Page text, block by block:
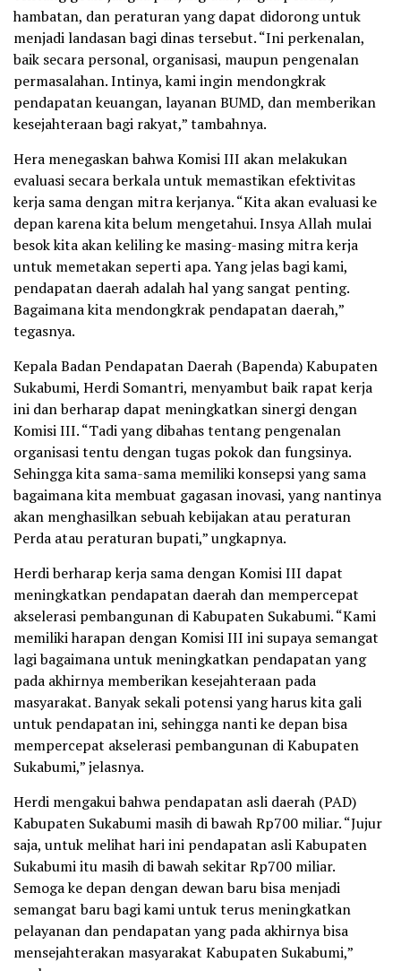
hambatan, dan peraturan yang dapat didorong untuk
menjadi landasan bagi dinas tersebut. “Ini perkenalan,
baik secara personal, organisasi, maupun pengenalan
permasalahan. Intinya, kami ingin mendongkrak
pendapatan keuangan, layanan BUMD, dan memberikan
kesejahteraan bagi rakyat,” tambahnya.
Hera menegaskan bahwa Komisi III akan melakukan
evaluasi secara berkala untuk memastikan efektivitas
kerja sama dengan mitra kerjanya. “Kita akan evaluasi ke
depan karena kita belum mengetahui. Insya Allah mulai
besok kita akan keliling ke masing-masing mitra kerja
untuk memetakan seperti apa. Yang jelas bagi kami,
pendapatan daerah adalah hal yang sangat penting.
Bagaimana kita mendongkrak pendapatan daerah,”
tegasnya.
Kepala Badan Pendapatan Daerah (Bapenda) Kabupaten
Sukabumi, Herdi Somantri, menyambut baik rapat kerja
ini dan berharap dapat meningkatkan sinergi dengan
Komisi III. “Tadi yang dibahas tentang pengenalan
organisasi tentu dengan tugas pokok dan fungsinya.
Sehingga kita sama-sama memiliki konsepsi yang sama
bagaimana kita membuat gagasan inovasi, yang nantinya
akan menghasilkan sebuah kebijakan atau peraturan
Perda atau peraturan bupati,” ungkapnya.
Herdi berharap kerja sama dengan Komisi III dapat
meningkatkan pendapatan daerah dan mempercepat
akselerasi pembangunan di Kabupaten Sukabumi. “Kami
memiliki harapan dengan Komisi III ini supaya semangat
lagi bagaimana untuk meningkatkan pendapatan yang
pada akhirnya memberikan kesejahteraan pada
masyarakat. Banyak sekali potensi yang harus kita gali
untuk pendapatan ini, sehingga nanti ke depan bisa
mempercepat akselerasi pembangunan di Kabupaten
Sukabumi,” jelasnya.
Herdi mengakui bahwa pendapatan asli daerah (PAD)
Kabupaten Sukabumi masih di bawah Rp700 miliar. “Jujur
saja, untuk melihat hari ini pendapatan asli Kabupaten
Sukabumi itu masih di bawah sekitar Rp700 miliar.
Semoga ke depan dengan dewan baru bisa menjadi
semangat baru bagi kami untuk terus meningkatkan
pelayanan dan pendapatan yang pada akhirnya bisa
mensejahterakan masyarakat Kabupaten Sukabumi,”